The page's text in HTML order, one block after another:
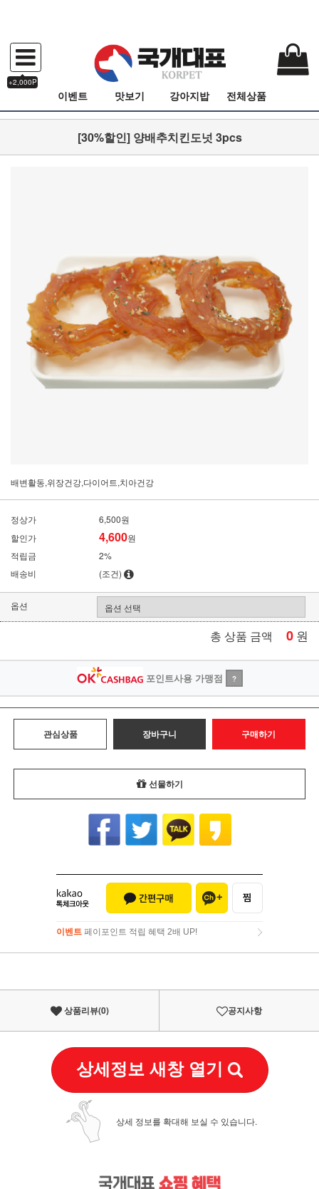
+2,000P
이벤트 맛보기 강아지밥 전체상품
[30%할인] 양배추치킨도넛 3pcs
배변활동,위장건강,다이어트,치아건강
정상가
6,500원
할인가
4,600원
적립금
2%
배송비
(조건)
옵션
총 상품 금액 0 원
포인트사용 가맹점 ?
관심상품 장바구니 구매하기
선물하기
이벤트 페이포인트 적립 혜택 2배 UP!
이벤트페이포인트 적립 혜택 2배 UP!
상품리뷰(0) 공지사항
상세정보 새창 열기
상세 정보를 확대해 보실 수 있습니다.